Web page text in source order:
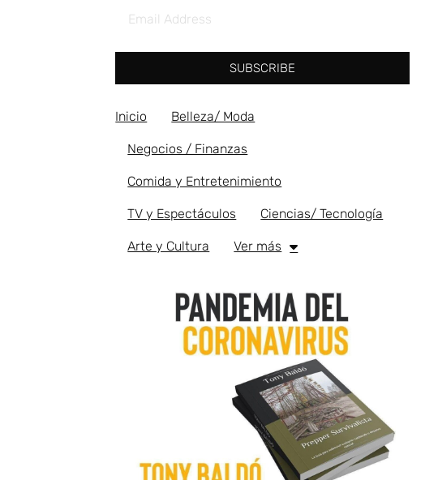
SUBSCRIBE
Inicio Belleza/ Moda
Negocios / Finanzas
Comida y Entretenimiento
TV y Espectáculos Ciencias/ Tecnología
Arte y Cultura Ver más